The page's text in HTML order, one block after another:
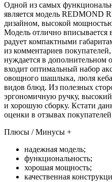
Одной из самых
является модель REDMOND
дизайном, высокой
Модель отлично вписывается
радует компактными
из комментариев
нуждается в дополнительном
входит оптимальный набор
овощного шашлыка, люля
видов блюд. Из полезных
эргономичную ручку,
и хорошую сборку. Кстати
оценки в отзывах
Плюсы / Минусы +
надежная модель;
функциональность;
хорошая мощность;
качественная